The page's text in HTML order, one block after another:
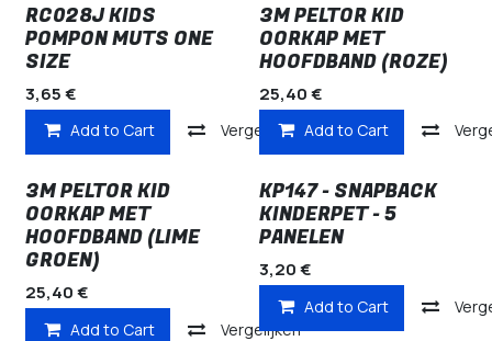
RC028J KIDS
POMPON MUTS ONE
SIZE
3,65€
Add to Cart Vergelijken
3M PELTOR KID
OORKAP MET
HOOFDBAND (ROZE)
25,40€
Add to Cart
3M PELTOR KID
OORKAP MET
HOOFDBAND (LIME
GROEN)
25,40€
Add to Cart Vergelijken
KP147 - SNAPBACK
KINDERPET - 5
PANELEN
3,20€
Add to Cart